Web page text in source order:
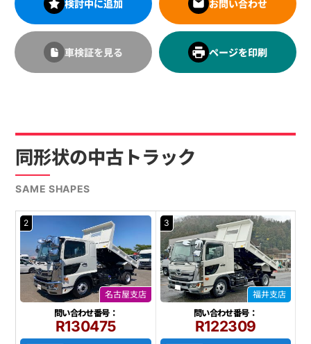
検討中に追加 お問い合わせ
車検証を見る ページを印刷
同形状の中古トラック
SAME SHAPES
2
名古屋支店
問い合わせ番号：
R130475
3
福井支店
問い合わせ番号：
R122309